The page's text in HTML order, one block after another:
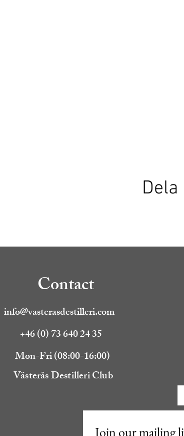
Contact
info@vasterasdestilleri.com
+46 (0) 73 640 24 35
Mon-Fri (08:00-16:00)
Västerås Destilleri Club
Join our mailing